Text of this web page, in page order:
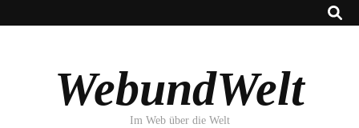
WebundWelt
Im Web über die Welt